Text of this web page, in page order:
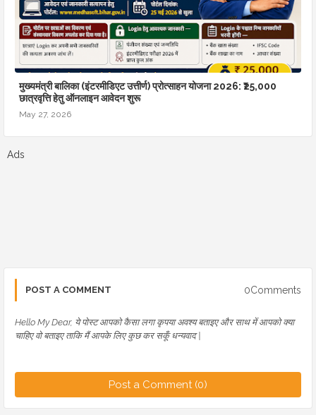
मुख्यमंत्री बालिका (इंटरमीडिएट उत्तीर्ण) प्रोत्साहन योजना 2026: ₹25,000
छात्रवृत्ति हेतु ऑनलाइन आवेदन शुरू
May 27, 2026
Ads
POST A COMMENT 0Comments
Hello My Dear, ये पोस्ट आपको कैसा लगा कृपया अवश्य बताइए और साथ में आपको क्या
चाहिए वो बताइए ताकि मैं आपके लिए कुछ कर सकूँ धन्यवाद |
Post a Comment (0)